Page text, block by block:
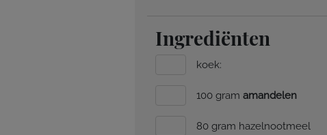
Ingrediënten
koek:
100 gram amandelen
80 gram hazelnootmeel